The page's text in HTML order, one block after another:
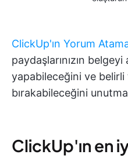
ClickUp'ın Yorum
paydaşlarınızın
yapabileceğini ve belirli
bırakabileceğini
ClickUp'ın en